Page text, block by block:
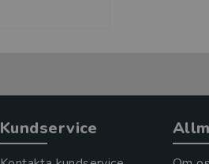
Kundservice